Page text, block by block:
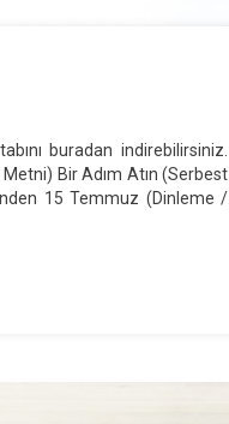
buradan indirebilirsiniz.
Bir Adım Atın (Serbest
15 Temmuz (Dinleme /